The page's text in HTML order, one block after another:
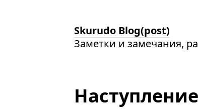
Skurudo Blog(post)
Заметки и замечания,